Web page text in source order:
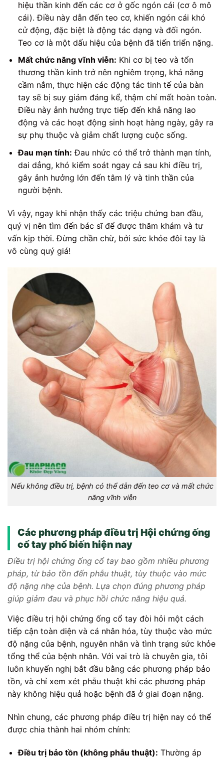
hiệu thần kinh đến các cơ ở gốc ngón cái (cơ ô mô
cái). Điều này dẫn đến teo cơ, khiến ngón cái khó
cử động, đặc biệt là động tác dạng và đối ngón.
Teo cơ là một dấu hiệu của bệnh đã tiến triển nặng.
Mất chức năng vĩnh viễn: Khi cơ bị teo và tổn
thương thần kinh trở nên nghiêm trọng, khả năng
cầm nắm, thực hiện các động tác tinh tế của bàn
tay sẽ bị suy giảm đáng kể, thậm chí mất hoàn toàn.
Điều này ảnh hưởng trực tiếp đến khả năng lao
động và các hoạt động sinh hoạt hàng ngày, gây ra
sự phụ thuộc và giảm chất lượng cuộc sống.
Đau mạn tính: Đau nhức có thể trở thành mạn tính,
dai dẳng, khó kiểm soát ngay cả sau khi điều trị,
gây ảnh hưởng lớn đến tâm lý và tinh thần của
người bệnh.
Vì vậy, ngay khi nhận thấy các triệu chứng ban đầu,
quý vị nên tìm đến bác sĩ để được thăm khám và tư
vấn kịp thời. Đừng chần chừ, bởi sức khỏe đôi tay là
vô cùng quý giá!
Nếu không điều trị, bệnh có thể dẫn đến teo cơ và mất chức
năng vĩnh viễn
Các phương pháp điều trị Hội chứng ống
cổ tay phổ biến hiện nay
Điều trị hội chứng ống cổ tay bao gồm nhiều phương
pháp, từ bảo tồn đến phẫu thuật, tùy thuộc vào mức
độ nặng nhẹ của bệnh. Lựa chọn đúng phương pháp
giúp giảm đau và phục hồi chức năng hiệu quả.
Việc điều trị hội chứng ống cổ tay đòi hỏi một cách
tiếp cận toàn diện và cá nhân hóa, tùy thuộc vào mức
độ nặng của bệnh, nguyên nhân và tình trạng sức khỏe
tổng thể của bệnh nhân. Với vai trò là chuyên gia, tôi
luôn khuyến nghị bắt đầu bằng các phương pháp bảo
tồn, và chỉ xem xét phẫu thuật khi các phương pháp
này không hiệu quả hoặc bệnh đã ở giai đoạn nặng.
Nhìn chung, các phương pháp điều trị hiện nay có thể
được chia thành hai nhóm chính:
Điều trị bảo tồn (không phẫu thuật): Thường áp